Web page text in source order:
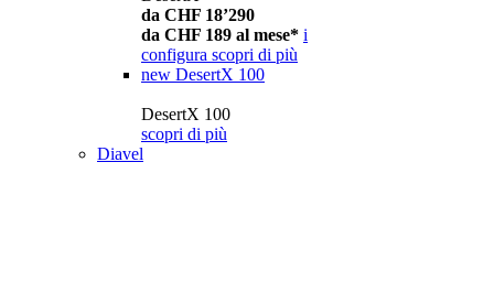
da CHF 18’290
da CHF 189 al mese* i
configura scopri di più
new DesertX 100
DesertX 100
scopri di più
Diavel